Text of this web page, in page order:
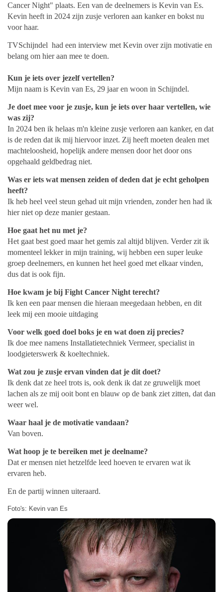
Cancer Night" plaats. Een van de deelnemers is Kevin van Es.
Kevin heeft in 2024 zijn zusje verloren aan kanker en bokst nu
voor haar.
TVSchijndel had een interview met Kevin over zijn motivatie en
belang om hier aan mee te doen.
Kun je iets over jezelf vertellen?
Mijn naam is Kevin van Es, 29 jaar en woon in Schijndel.
Je doet mee voor je zusje, kun je iets over haar vertellen, wie
was zij?
In 2024 ben ik helaas m'n kleine zusje verloren aan kanker, en dat
is de reden dat ik mij hiervoor inzet. Zij heeft moeten dealen met
machteloosheid, hopelijk andere mensen door het door ons
opgehaald geldbedrag niet.
Was er iets wat mensen zeiden of deden dat je echt geholpen
heeft?
Ik heb heel veel steun gehad uit mijn vrienden, zonder hen had ik
hier niet op deze manier gestaan.
Hoe gaat het nu met je?
Het gaat best goed maar het gemis zal altijd blijven. Verder zit ik
momenteel lekker in mijn training, wij hebben een super leuke
groep deelnemers, en kunnen het heel goed met elkaar vinden,
dus dat is ook fijn.
Hoe kwam je bij Fight Cancer Night terecht?
Ik ken een paar mensen die hieraan meegedaan hebben, en dit
leek mij een mooie uitdaging
Voor welk goed doel boks je en wat doen zij precies?
Ik doe mee namens Installatietechniek Vermeer, specialist in
loodgieterswerk & koeltechniek.
Wat zou je zusje ervan vinden dat je dit doet?
Ik denk dat ze heel trots is, ook denk ik dat ze gruwelijk moet
lachen als ze mij ooit bont en blauw op de bank ziet zitten, dat dan
weer wel.
Waar haal je de motivatie vandaan?
Van boven.
Wat hoop je te bereiken met je deelname?
Dat er mensen niet hetzelfde leed hoeven te ervaren wat ik
ervaren heb.
En de partij winnen uiteraard.
Foto's: Kevin van Es